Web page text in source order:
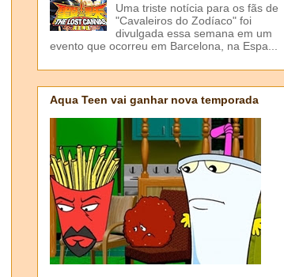
Uma triste notícia para os fãs de
"Cavaleiros do Zodíaco" foi
divulgada essa semana em um
evento que ocorreu em Barcelona, na Espa...
Aqua Teen vai ganhar nova temporada